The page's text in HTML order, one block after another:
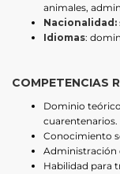
animales,
Nacionalidad:
Idiomas:
COMPETENCIAS
Dominio
cuarentenarios.
Conocimiento
Administración
Habilidad para